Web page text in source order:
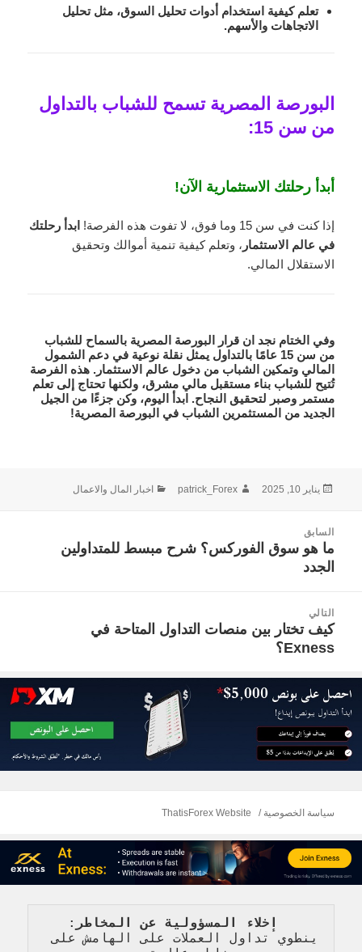
تعلم كيفية استخدام أدوات تحليل السوق، مثل تحليل
الاتجاهات والأسهم.
البورصة المصرية تسمح للشباب بالتداول
من سن 15
:
أبدأ رحلتك الاستثمارية الآن!
إذا كنت في سن 15 وما فوق، لا تفوت هذه الفرصة!
ابدأ رحلتك
في عالم الاستثمار ، وتعلم كيفية تنمية أموالك وتحقيق
الاستقلال المالي.
وفي الختام نجد انقرار البورصة المصرية بالسماح للشباب
من سن 15 عامًا بالتداول يمثل
نقلة نوعية في دعم الشمول
المالي وتمكين الشباب من دخول عالم الاستثمار. هذه الفرصة
تُتيح للشباببناء مستقبل مالي مشرق، ولكنها تحتاج إلىتعلم
مستمر وصبر لتحقيق النجاح. ابدأ اليوم، وكن جزءًا من الجيل
الجديد من المستثمرين الشباب في البورصة المصرية!
نُشرت
يناير 10, 2025 الكاتب
patrick_Forex التصنيفات
اخبار المال والاعمال
المقالاتالسابق
المقالة
السابقة:
ما هو سوق الفوركس؟ شرح مبسط للمتداولين
الجدد
التالي
المقالة
التالية:
كيف تختار بين منصات التداول المتاحة في
Exness؟
سياسة الخصوصية ThatisForex Website
إخلاء المسؤولية عن المخاطر :
ينطوي تداول العملات على الهامش على